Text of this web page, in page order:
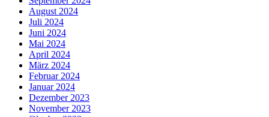
August 2024
Juli 2024
Juni 2024
Mai 2024
April 2024
März 2024
Februar 2024
Januar 2024
Dezember 2023
November 2023